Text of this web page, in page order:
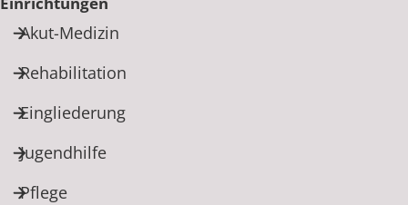
Akut-Medizin
Rehabilitation
Eingliederung
Jugendhilfe
Pflege